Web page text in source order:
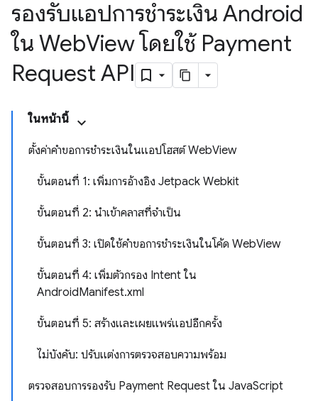
รองรับแอปการชำระเงิน Android
ใน WebView โดยใช้ Payment
Request API
ในหน้านี้
ตั้งค่าคำขอการชำระเงินในแอปโฮสต์ WebView
ขั้นตอนที่ 1: เพิ่มการอ้างอิง Jetpack Webkit
ขั้นตอนที่ 2: นำเข้าคลาสที่จำเป็น
ขั้นตอนที่ 3: เปิดใช้คำขอการชำระเงินในโค้ด WebView
ขั้นตอนที่ 4: เพิ่มตัวกรอง Intent ใน
AndroidManifest.xml
ขั้นตอนที่ 5: สร้างและเผยแพร่แอปอีกครั้ง
ไม่บังคับ: ปรับแต่งการตรวจสอบความพร้อม
ตรวจสอบการรองรับ Payment Request ใน JavaScript